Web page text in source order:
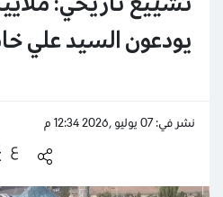
يودعون السيد علي
نشر في: 07 يوليو ,2026 12:34 م
ع